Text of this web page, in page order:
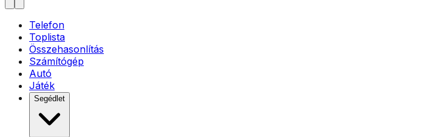
Telefon
Toplista
Összehasonlítás
Számítógép
Autó
Játék
Segédlet